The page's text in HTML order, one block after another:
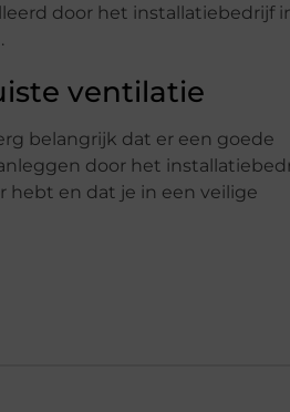
door het installatiebedrijf
ventilatie
belangrijk dat er een goede
door het
hebt en dat je in een veilige